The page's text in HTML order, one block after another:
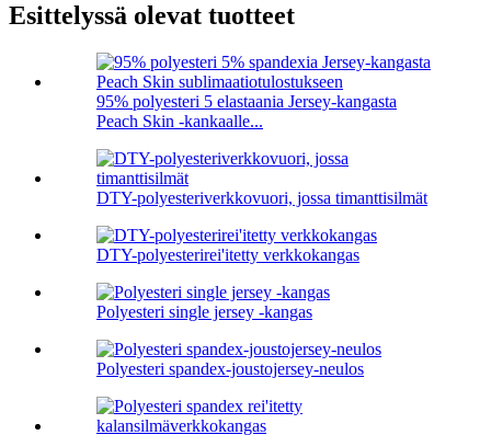
Esittelyssä olevat tuotteet
95% polyesteri 5 elastaania Jersey-kangasta
Peach Skin -kankaalle...
DTY-polyesteriverkkovuori, jossa timanttisilmät
DTY-polyesterirei'itetty verkkokangas
Polyesteri single jersey -kangas
Polyesteri spandex-joustojersey-neulos